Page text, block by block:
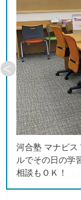
河合塾 マナビス
ルでその日の学
相談もＯＫ！